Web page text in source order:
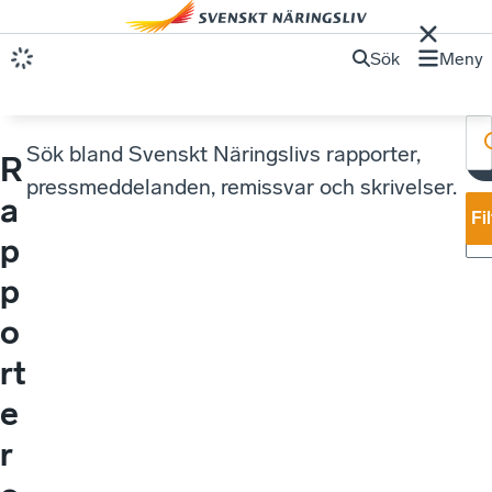
Sök Meny
R
a
p
p
o
rt
e
r
Sök bland Svenskt Näringslivs rapporter,
pressmeddelanden, remissvar och skrivelser.